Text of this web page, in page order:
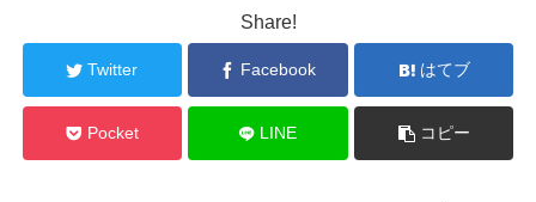
Share!
Twitter Facebook はてブ
Pocket LINE コピー